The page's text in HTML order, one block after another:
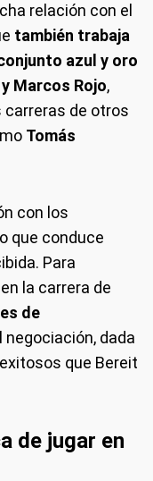
relación con el
también trabaja
azul y oro
Marcos Rojo,
carreras de otros
Tomás
con los
que conduce
Para
la carrera de
de
dada
que Bereit
de jugar en